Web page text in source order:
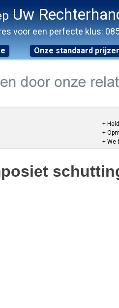
Uw
voor een perfecte klus:
Onze standaard
+
+
+ We